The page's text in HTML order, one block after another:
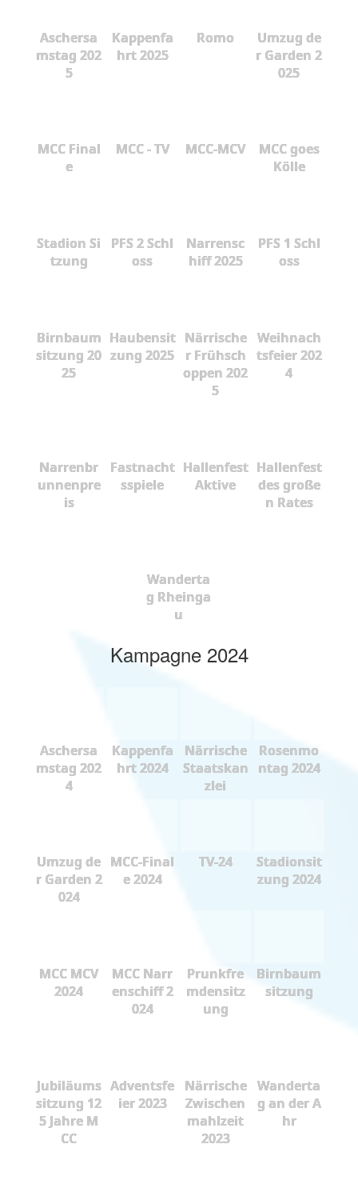
Aschersa
mstag 202
5
Kappenfa
hrt 2025
Romo
Umzug de
r Garden 2
025
MCC Final
e
MCC - TV MCC-MCV
MCC goes
Kölle
Stadion Si
tzung
PFS 2 Schl
oss
Narrensc
hiff 2025
PFS 1 Schl
oss
Birnbaum
sitzung 20
25
Haubensit
zung 2025
Närrische
r Frühsch
oppen 202
5
Weihnach
tsfeier 202
4
Narrenbr
unnenpre
is
Fastnacht
sspiele
Hallenfest
Aktive
Hallenfest
des große
n Rates
Wanderta
g Rheinga
u
Kampagne 2024
Aschersa
mstag 202
4
Kappenfa
hrt 2024
Närrische
Staatskan
zlei
Rosenmo
ntag 2024
Umzug de
r Garden 2
024
MCC-Final
e 2024
TV-24
Stadionsit
zung 2024
MCC MCV
2024
MCC Narr
enschiff 2
024
Prunkfre
mdensitz
ung
Birnbaum
sitzung
Jubiläums
sitzung 12
5 Jahre M
CC
Adventsfe
ier 2023
Närrische
Zwischen
mahlzeit
2023
Wanderta
g an der A
hr